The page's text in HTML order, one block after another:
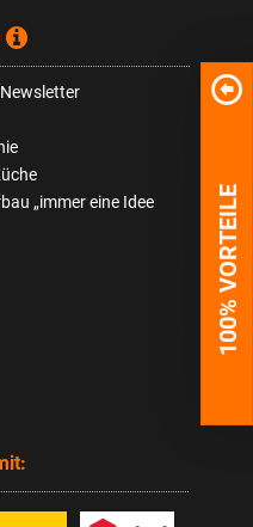
„immer eine Idee
100% VORTEILE